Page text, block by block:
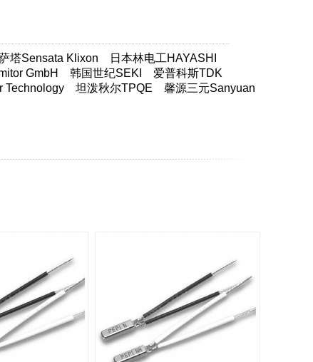
塔Sensata Klixon
日本林电工HAYASHI
GmbH 韩国世纪SEKI
爱普科斯TDK
Technology 坦泼秋尔TPQE
馨源三元Sanyuan